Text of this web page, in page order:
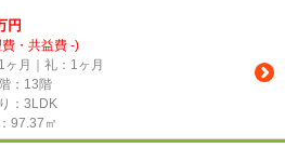
円
・共益費 -)
ヶ月｜礼：1ヶ月
：13階
：3LDK
97.37㎡